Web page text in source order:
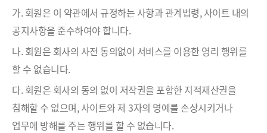
가. 회원은 이 약관에서 규정하는 사항과 관계법령, 사이트 내의
공지사항을 준수하여야 합니다.
나. 회원은 회사의 사전 동의없이 서비스를 이용한 영리 행위를
할 수 없습니다.
다. 회원은 회사의 동의 없이 저작권을 포함한 지적재산권을
침해할 수 없으며, 사이트와 제 3자의 명예를 손상시키거나
업무에 방해를 주는 행위를 할 수 없습니다.